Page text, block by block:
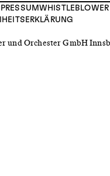
WHISTLEBLOWER
und Orchester GmbH